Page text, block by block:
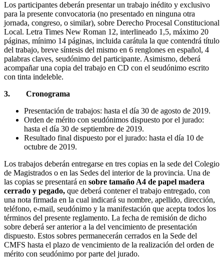
Los participantes deberán presentar un trabajo inédito y exclusivo
para la presente convocatoria (no presentado en ninguna otra
jornada, congreso, o similar), sobre Derecho Procesal Constitucional
Local. Letra Times New Roman 12, interlineado 1,5, máximo 20
páginas, mínimo 14 páginas, incluida carátula la que contendrá título
del trabajo, breve síntesis del mismo en 6 renglones en español, 4
palabras claves, seudónimo del participante. Asimismo, deberá
acompañar una copia del trabajo en CD con el seudónimo escrito
con tinta indeleble.
3.
Cronograma
Presentación de trabajos: hasta el día 30 de agosto de 2019.
Orden de mérito con seudónimos dispuesto por el jurado:
hasta el día 30 de septiembre de 2019.
Resultado final dispuesto por el jurado: hasta el día 10 de
octubre de 2019.
Los trabajos deberán entregarse en tres copias en la sede del Colegio
de Magistrados o en las Sedes del interior de la provincia. Una de
las copias se presentará en sobre tamaño A4 de papel madera
cerrado y pegado, que deberá contener el trabajo entregado, con
una nota firmada en la cual indicará su nombre, apellido, dirección,
teléfono, e-mail, seudónimo y la manifestación que acepta todos los
términos del presente reglamento. La fecha de remisión de dicho
sobre deberá ser anterior a la del vencimiento de presentación
dispuesto. Estos sobres permanecerán cerrados en la Sede del
CMFS hasta el plazo de vencimiento de la realización del orden de
mérito con seudónimo por parte del jurado.